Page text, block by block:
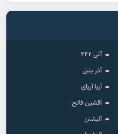
آتی 242
آذر بلبل
آریا آریای
آقشین فاتح
آلیشان